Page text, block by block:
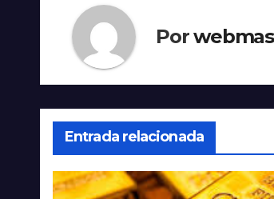
Por
Entrada relacionada